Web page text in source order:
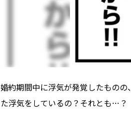
婚約期間中に浮気が発覚したもの
た浮気をしているの？それとも…？